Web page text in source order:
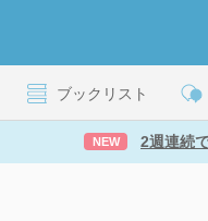
ブックリスト
NEW 2週連続